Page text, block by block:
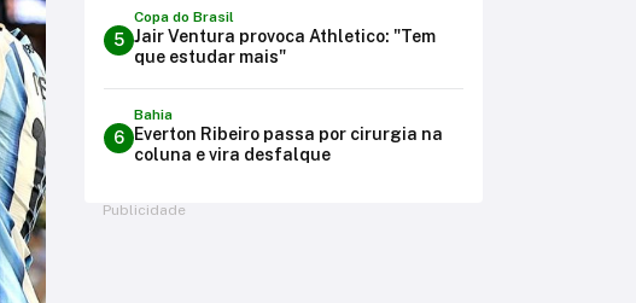
5
Copa do Brasil
Jair Ventura provoca Athletico: "Tem
que estudar mais"
6
Bahia
Everton Ribeiro passa por cirurgia na
coluna e vira desfalque
Publicidade